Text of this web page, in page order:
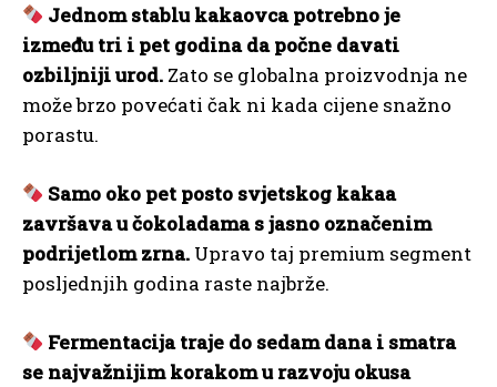
Jednom stablu kakaovca potrebno je
između tri i pet godina da počne davati
ozbiljniji urod. Zato se globalna proizvodnja ne
može brzo povećati čak ni kada cijene snažno
porastu.
Samo oko pet posto svjetskog kakaa
završava u čokoladama s jasno označenim
podrijetlom zrna. Upravo taj premium segment
posljednjih godina raste najbrže.
Fermentacija traje do sedam dana i smatra
se najvažnijim korakom u razvoju okusa